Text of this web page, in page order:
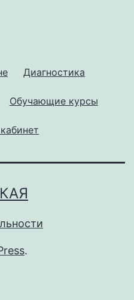
Диагностика
Обучающие курсы
.